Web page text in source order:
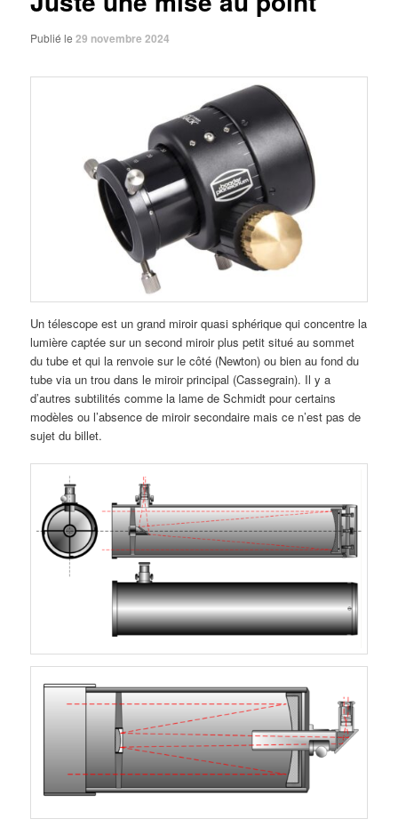
Publié le29 novembre 2024
Un télescope est un grand miroir quasi sphérique qui concentre la
lumière captée sur un second miroir plus petit situé au sommet
du tube et qui la renvoie sur le côté (Newton) ou bien au fond du
tube via un trou dans le miroir principal (Cassegrain). Il y a
d’autres subtilités comme la lame de Schmidt pour certains
modèles ou l’absence de miroir secondaire mais ce n’est pas de
sujet du billet.